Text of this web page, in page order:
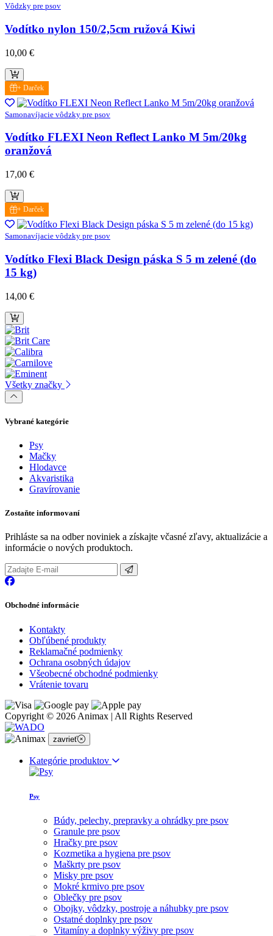
Vôdzky pre psov
Vodítko nylon 150/2,5cm ružová Kiwi
10,00 €
+ Darček
Samonavíjacie vôdzky pre psov
Vodítko FLEXI Neon Reflect Lanko M 5m/20kg
oranžová
17,00 €
+ Darček
Samonavíjacie vôdzky pre psov
Vodítko Flexi Black Design páska S 5 m zelené (do
15 kg)
14,00 €
Všetky značky
Vybrané kategórie
Psy
Mačky
Hlodavce
Akvaristika
Gravírovanie
Zostaňte informovaní
Prihláste sa na odber noviniek a získajte včasné zľavy, aktualizácie a
informácie o nových produktoch.
Obchodné informácie
Kontakty
Obľúbené produkty
Reklamačné podmienky
Ochrana osobných údajov
Všeobecné obchodné podmienky
Vrátenie tovaru
Copyright © 2026 Animax | All Rights Reserved
zavrieť
Kategórie produktov
Psy
Búdy, pelechy, prepravky a ohrádky pre psov
Granule pre psov
Hračky pre psov
Kozmetika a hygiena pre psov
Maškrty pre psov
Misky pre psov
Mokré krmivo pre psov
Oblečky pre psov
Obojky, vôdzky, postroje a náhubky pre psov
Ostatné doplnky pre psov
Vitamíny a doplnky výživy pre psov